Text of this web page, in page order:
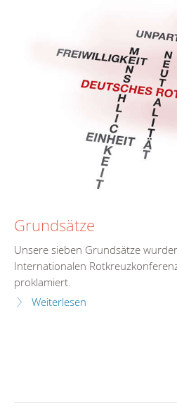
Grundsätze
Unsere sieben Grundsätze
Internationalen
proklamiert.
Weiterlesen